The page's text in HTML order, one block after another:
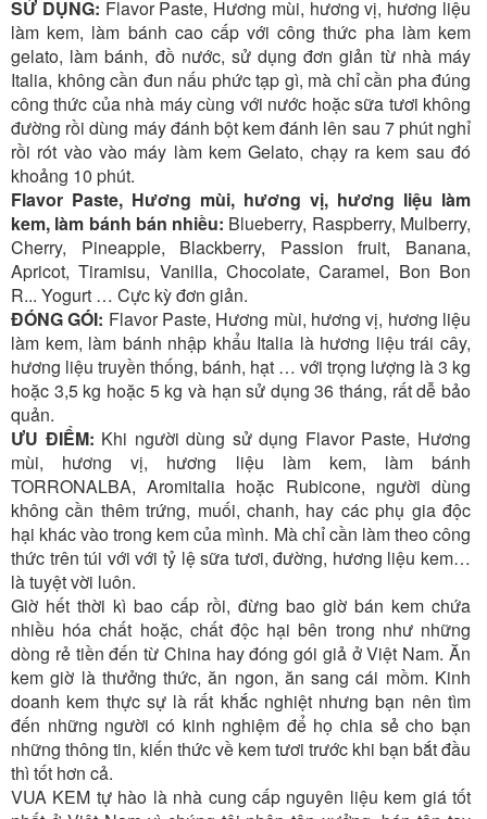
SỬ DỤNG: Flavor Paste, Hương mùi, hương vị, hương liệu
làm kem, làm bánh cao cấp với công thức pha làm kem
gelato, làm bánh, đồ nước, sử dụng đơn giản từ nhà máy
Italia, không cần đun nấu phức tạp gì, mà chỉ cần pha đúng
công thức của nhà máy cùng với nước hoặc sữa tươi không
đường rồi dùng máy đánh bột kem đánh lên sau 7 phút nghỉ
rồi rót vào vào máy làm kem Gelato, chạy ra kem sau đó
khoảng 10 phút.
Flavor Paste, Hương mùi, hương vị, hương liệu làm
kem, làm bánh bán nhiều: Blueberry, Raspberry, Mulberry,
Cherry, Pineapple, Blackberry, Passion fruit, Banana,
Apricot, Tiramisu, Vanilla, Chocolate, Caramel, Bon Bon
R... Yogurt … Cực kỳ đơn giản.
ĐÓNG GÓI: Flavor Paste, Hương mùi, hương vị, hương liệu
làm kem, làm bánh nhập khẩu Italia là hương liệu trái cây,
hương liệu truyền thống, bánh, hạt … với trọng lượng là 3 kg
hoặc 3,5 kg hoặc 5 kg và hạn sử dụng 36 tháng, rất dễ bảo
quản.
ƯU ĐIỂM: Khi người dùng sử dụng Flavor Paste, Hương
mùi, hương vị, hương liệu làm kem, làm bánh
TORRONALBA, Aromitalia hoặc Rubicone, người dùng
không cần thêm trứng, muối, chanh, hay các phụ gia độc
hại khác vào trong kem của mình. Mà chỉ cần làm theo công
thức trên túi với với tỷ lệ sữa tươi, đường, hương liệu kem…
là tuyệt vời luôn.
Giờ hết thời kì bao cấp rồi, đừng bao giờ bán kem chứa
nhiều hóa chất hoặc, chất độc hại bên trong như những
dòng rẻ tiền đến từ China hay đóng gói giả ở Việt Nam. Ăn
kem giờ là thưởng thức, ăn ngon, ăn sang cái mồm. Kinh
doanh kem thực sự là rất khắc nghiệt nhưng bạn nên tìm
đến những người có kinh nghiệm để họ chia sẻ cho bạn
những thông tin, kiến thức về kem tươi trước khi bạn bắt đầu
thì tốt hơn cả.
VUA KEM tự hào là nhà cung cấp nguyên liệu kem giá tốt